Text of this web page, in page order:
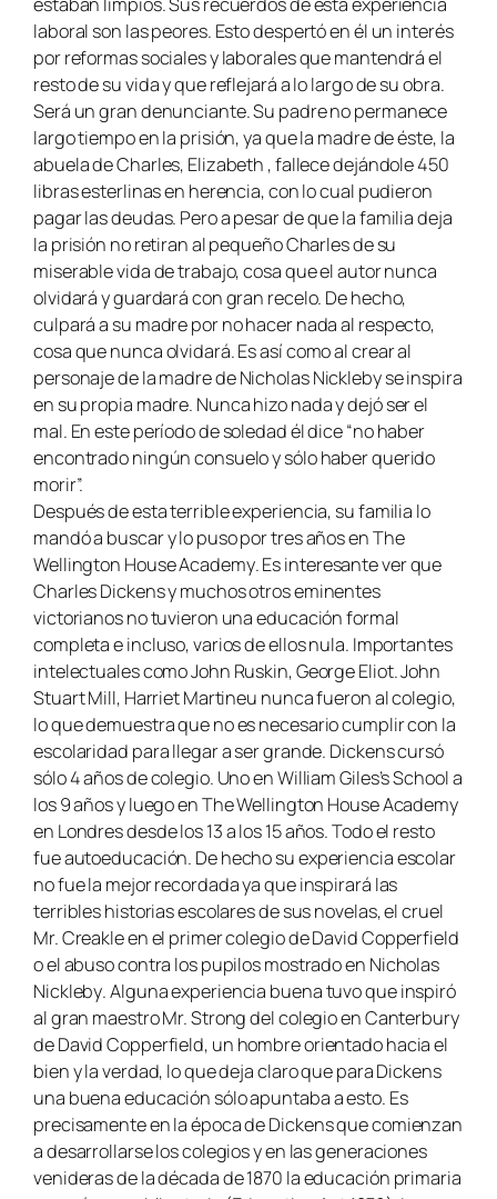
laboral son las peores. Esto despertó en él un interés
por reformas sociales y laborales que mantendrá el
resto de su vida y que reflejará a lo largo de su obra.
Será un gran denunciante. Su padre no permanece
largo tiempo en la prisión, ya que la madre de éste, la
abuela de Charles, Elizabeth , fallece dejándole 450
libras esterlinas en herencia, con lo cual pudieron
pagar las deudas. Pero a pesar de que la familia deja
la prisión no retiran al pequeño Charles de su
miserable vida de trabajo, cosa que el autor nunca
olvidará y guardará con gran recelo. De hecho,
culpará a su madre por no hacer nada al respecto,
cosa que nunca olvidará. Es así como al crear al
personaje de la madre deNicholas Nicklebyse inspira
en su propia madre. Nunca hizo nada y dejó ser el
mal. En este período de soledad él dice “no haber
encontrado ningún consuelo y sólo haber querido
morir”.
Después de esta terrible experiencia, su familia lo
mandó a buscar y lo puso por tres años enThe
Wellington House Academy. Es interesante ver que
Charles Dickens y muchos otros eminentes
victorianos no tuvieron una educación formal
completa e incluso, varios de ellos nula. Importantes
intelectuales como John Ruskin, George Eliot. John
Stuart Mill, Harriet Martineu nunca fueron al colegio,
lo que demuestra que no es necesario cumplir con la
escolaridad para llegar a ser grande. Dickens cursó
sólo 4 años de colegio. Uno en William Giles’s School a
los 9 años y luego en The Wellington House Academy
en Londres desde los 13 a los 15 años. Todo el resto
fue autoeducación. De hecho su experiencia escolar
no fue la mejor recordada ya que inspirará las
terribles historias escolares de sus novelas, el cruel
Mr. Creakle en el primer colegio deDavid Copperfield
o el abuso contra los pupilos mostrado en Nicholas
Nickleby. Alguna experiencia buena tuvo que inspiró
al gran maestro Mr. Strong del colegio en Canterbury
deDavid Copperfield, un hombre orientado hacia el
bien y la verdad, lo que deja claro que para Dickens
una buena educación sólo apuntaba a esto. Es
precisamente en la época de Dickens que comienzan
a desarrollarse los colegios y en las generaciones
venideras de la década de 1870 la educación primaria